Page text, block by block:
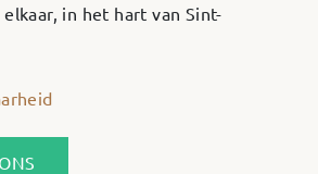
in het hart van Sint-